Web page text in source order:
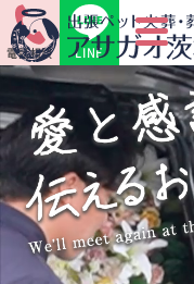
電話相談 LINE